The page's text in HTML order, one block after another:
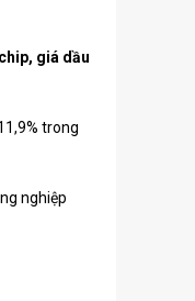
giá dầu
trong
nghiệp